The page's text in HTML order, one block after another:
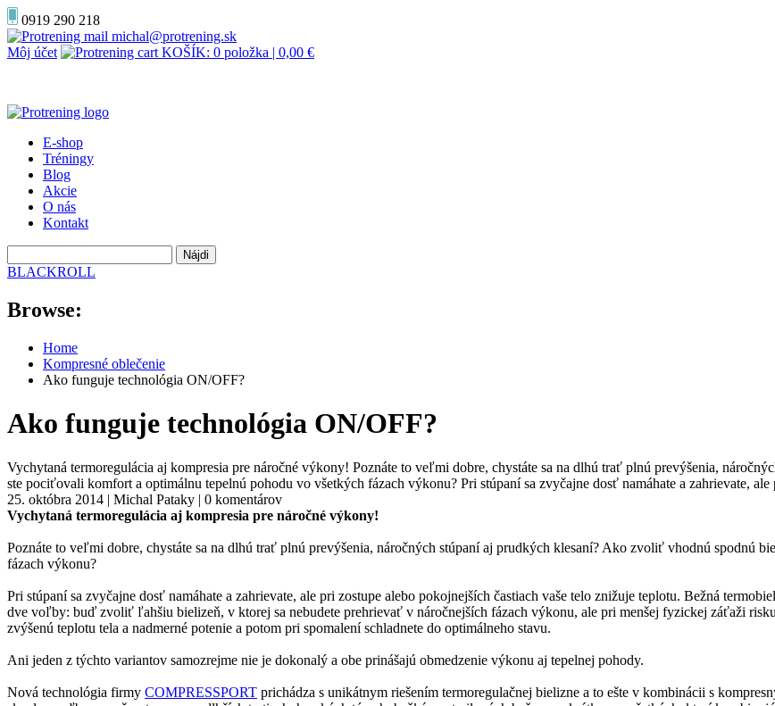
0919 290 218
michal@protrening.sk
Môj účet
KOŠÍK: 0 položka | 0,00 €
E-shop
Tréningy
Blog
Akcie
O nás
Kontakt
BLACKROLL
Browse:
Home
Kompresné oblečenie
Ako funguje technológia ON/OFF?
Ako funguje technológia ON/OFF?
Vychytaná termoregulácia aj kompresia pre náročné výkony! Poznáte to veľmi dobre, chystáte sa na dlhú trať plnú prevýšenia,
ste pociťovali komfort a optimálnu tepelnú pohodu vo všetkých fázach výkonu? Pri stúpaní sa zvyčajne dosť namáhate a zahrievate,
25. októbra 2014 | Michal Pataky | 0 komentárov
Vychytaná termoregulácia aj kompresia pre náročné výkony!
Poznáte to veľmi dobre, chystáte sa na dlhú trať plnú prevýšenia, náročných stúpaní aj prudkých klesaní? Ako zvoliť vhodnú spodnú
fázach výkonu?
Pri stúpaní sa zvyčajne dosť namáhate a zahrievate, ale pri zostupe alebo pokojnejších častiach vaše telo znižuje teplotu. Bežná
dve voľby: buď zvoliť ľahšiu bielizeň, v ktorej sa nebudete prehrievať v náročnejších fázach výkonu, ale pri menšej fyzickej záťaži
zvýšenú teplotu tela a nadmerné potenie a potom pri spomalení schladnete do optimálneho stavu.
Ani jeden z týchto variantov samozrejme nie je dokonalý a obe prinášajú obmedzenie výkonu aj tepelnej pohody.
Nová technológia firmy COMPRESSPORT prichádza s unikátnym riešením termoregulačnej bielizne a to ešte v kombinácii s